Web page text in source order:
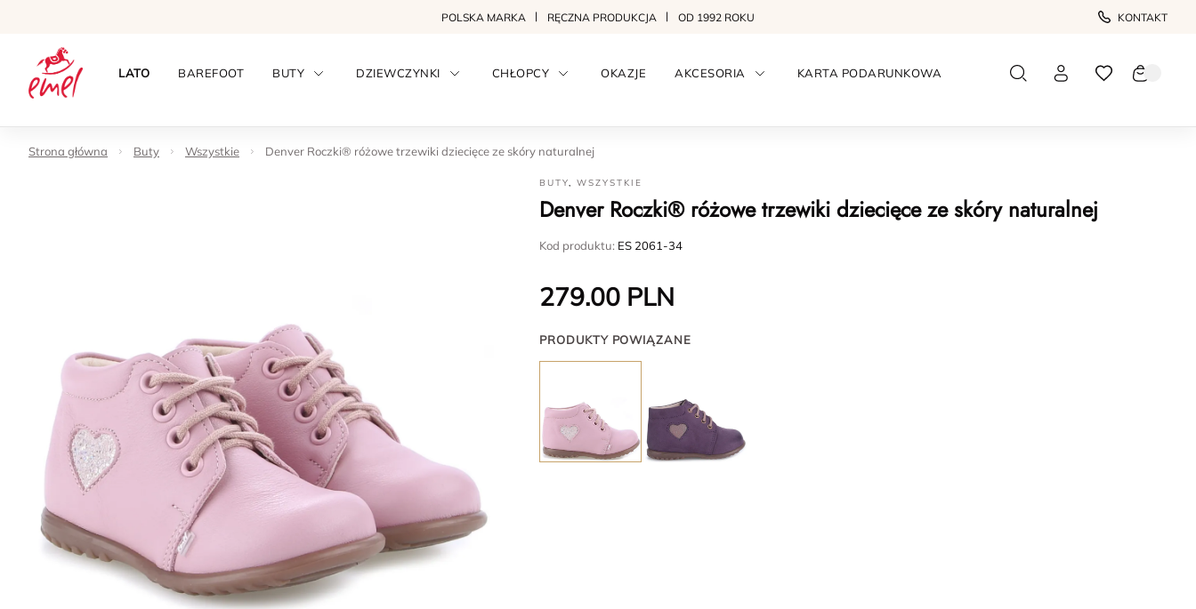
POLSKA MARKA RĘCZNA PRODUKCJA OD 1992 ROKU KONTAKT
LATO BAREFOOT BUTY DZIEWCZYNKI CHŁOPCY OKAZJE AKCESORIA KARTA PODARUNKOWA
Strona główna Buty Wszystkie Denver Roczki® różowe trzewiki dziecięce ze skóry naturalnej
BUTY,WSZYSTKIE
Denver Roczki® różowe trzewiki dziecięce ze skóry naturalnej
Kod produktu: ES 2061-34
279.00 PLN
PRODUKTY POWIĄZANE